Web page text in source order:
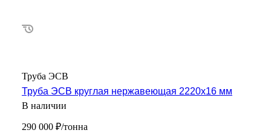
Труба ЭСВ
Труба ЭСВ круглая нержавеющая 2220х16 мм
В наличии
290 000 ₽/тонна